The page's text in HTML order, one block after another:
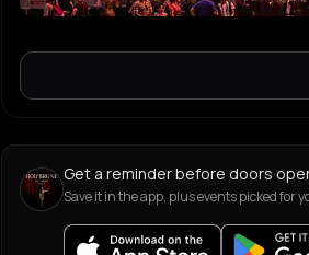
Get a reminder before doors
Save it in the app, plus events picked for